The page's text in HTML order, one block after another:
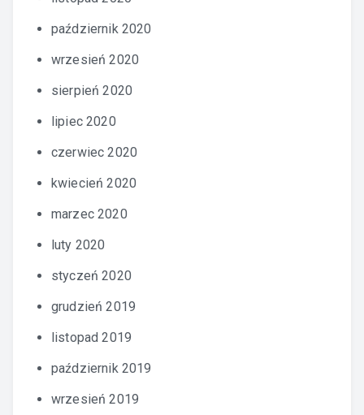
październik 2020
wrzesień 2020
sierpień 2020
lipiec 2020
czerwiec 2020
kwiecień 2020
marzec 2020
luty 2020
styczeń 2020
grudzień 2019
listopad 2019
październik 2019
wrzesień 2019